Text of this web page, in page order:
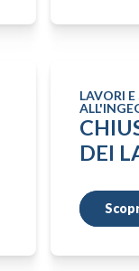
LAVORI
DEI